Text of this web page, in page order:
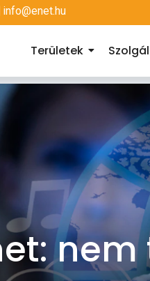
info@enet.hu
Területek